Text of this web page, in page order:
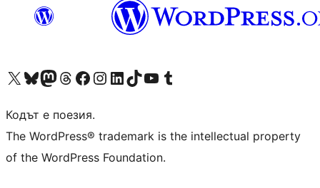
Visit our X (formerly Twitter) account
Visit our Bluesky account
Visit our Mastodon account
Visit our Threads account
Посетете нашата страница във Facebook
Посетете нашия профил в Instagram
Посетете нашия профил в LinkedIn
Visit our TikTok account
Visit our YouTube channel
Visit our Tumblr account
Кодът е поезия.
The WordPress® trademark is the intellectual property
of the WordPress Foundation.